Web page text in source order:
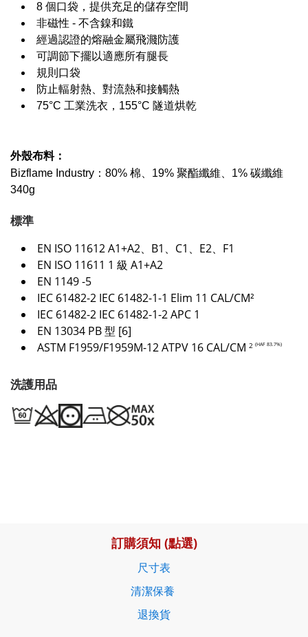
8 個口袋，提供充足的儲存空間
非磁性 - 不含鎳和鐵
經過認證的熔融金屬飛濺防護
可調節下擺以適應所有腿長
規則口袋
防止輻射熱、對流熱和接觸熱
75°C 工業洗衣，155°C 隧道烘乾
外殼布料：
Bizflame Industry：80% 棉、19% 聚酯纖維、1% 碳纖維
340g
標準
EN ISO 11612 A1+A2、B1、C1、E2、F1
EN ISO 11611 1 級 A1+A2
EN 1149 -5
IEC 61482-2 IEC 61482-1-1 Elim 11 CAL/CM²
IEC 61482-2 IEC 61482-1-2 APC 1
EN 13034 PB 型 [6]
ASTM F1959/F1959M-12 ATPV 16 CAL/CM 2 (HAF 83.7%)
洗護用品
訂購須知 (點選)
尺寸表
清潔保養
退換貨